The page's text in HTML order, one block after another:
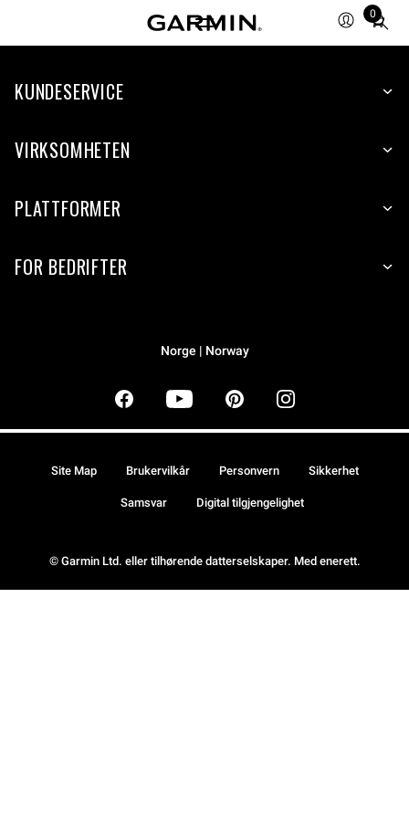
0
Total
items
cart:
KUNDESERVICE
VIRKSOMHETEN
PLATTFORMER
FOR BEDRIFTER
Norge | Norway
© Garmin Ltd. eller tilhørende datterselskaper. Med enerett.
Site Map Brukervilkår Personvern Sikkerhet
Samsvar Digital tilgjengelighet